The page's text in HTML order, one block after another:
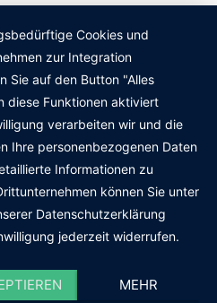
Cookies und
zur Integration
Sie auf den Button "Alles
diese Funktionen aktiviert
verarbeiten wir und die
Ihre personenbezogenen Daten
Informationen zu
können Sie unter
Datenschutzerklärung
jederzeit widerrufen.
MEHR